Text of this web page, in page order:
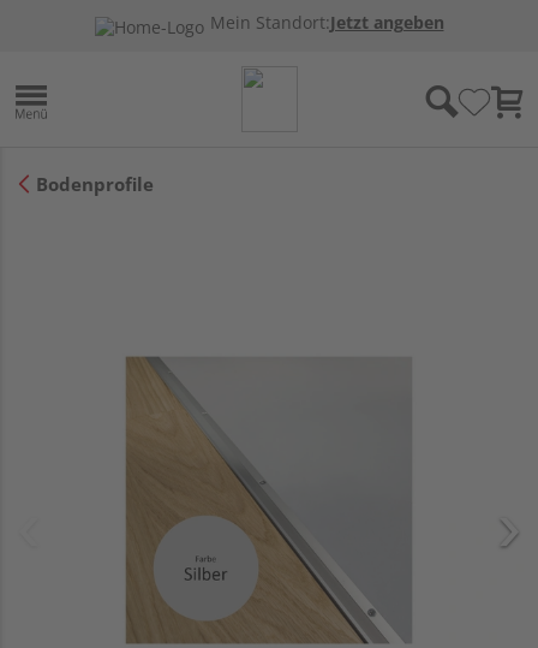
Mein Standort:Jetzt angeben
Bodenprofile